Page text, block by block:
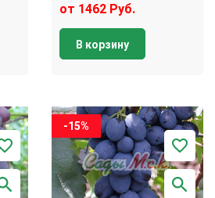
от 1462 Руб.
В корзину
-15%